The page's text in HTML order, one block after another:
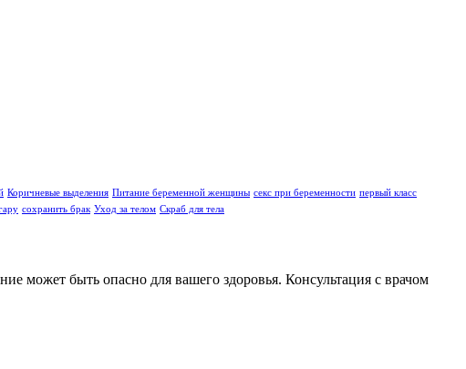
Коричневые выделения Питание беременной женщины секс при беременности первый класс
сохранить брак Уход за телом Скраб для тела
может быть опасно для вашего здоровья. Консультация с врачом